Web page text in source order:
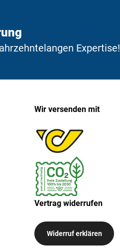
Expertise!
Wir versenden mit
Vertrag widerrufen
Widerruf erklären